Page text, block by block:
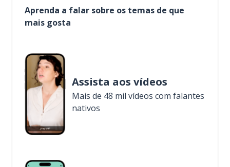
Aprenda a falar sobre os temas de que
mais gosta
Assista aos vídeos
Mais de 48 mil vídeos com falantes
nativos